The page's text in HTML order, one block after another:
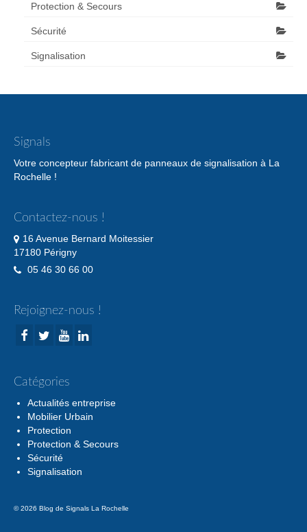
Protection & Secours
Sécurité
Signalisation
Signals
Votre concepteur fabricant de panneaux de signalisation à La
Rochelle !
Contactez-nous !
16 Avenue Bernard Moitessier
17180 Périgny
05 46 30 66 00
Rejoignez-nous !
Catégories
Actualités entreprise
Mobilier Urbain
Protection
Protection & Secours
Sécurité
Signalisation
© 2026 Blog de Signals La Rochelle